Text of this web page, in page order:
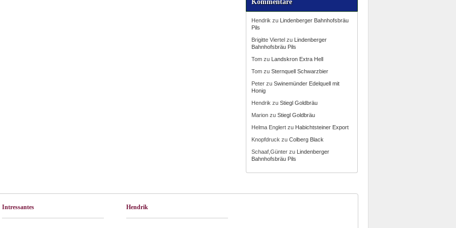
Kommentare
Hendrik zu Lindenberger Bahnhofsbräu
Pils
Brigitte Viertel zu Lindenberger
Bahnhofsbräu Pils
Tom zu Landskron Extra Hell
Tom zuSternquell Schwarzbier
Peter zuSwinemünder Edelquell mit
Honig
Hendrik zuStiegl Goldbräu
Marion zuStiegl Goldbräu
Helma Englert zu Habichtsteiner Export
Knopfdruck zuColberg Black
Schaaf,Günter zu Lindenberger
Bahnhofsbräu Pils
Intressantes Hendrik